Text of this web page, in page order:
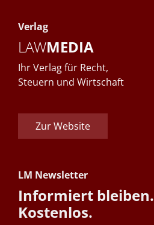
Verlag
LAWMEDIA
Ihr Verlag für Recht,
Steuern und Wirtschaft
Zur Website
LM Newsletter
Informiert bleiben.
Kostenlos.